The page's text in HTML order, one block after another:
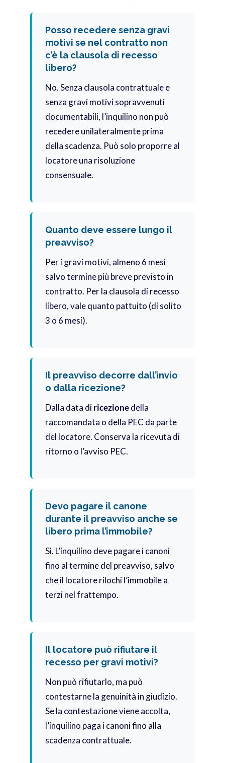
Posso recedere senza gravi
motivi se nel contratto non
c’è la clausola di recesso
libero?
No. Senza clausola contrattuale e
senza gravi motivi sopravvenuti
documentabili, l’inquilino non può
recedere unilateralmente prima
della scadenza. Può solo proporre al
locatore una risoluzione
consensuale.
Quanto deve essere lungo il
preavviso?
Per i gravi motivi, almeno 6 mesi
salvo termine più breve previsto in
contratto. Per la clausola di recesso
libero, vale quanto pattuito (di solito
3 o 6 mesi).
Il preavviso decorre dall’invio
o dalla ricezione?
Dalla data diricezionedella
raccomandata o della PEC da parte
del locatore. Conserva la ricevuta di
ritorno o l’avviso PEC.
Devo pagare il canone
durante il preavviso anche se
libero prima l’immobile?
Sì. L’inquilino deve pagare i canoni
fino al termine del preavviso, salvo
che il locatore rilochi l’immobile a
terzi nel frattempo.
Il locatore può rifiutare il
recesso per gravi motivi?
Non può rifiutarlo, ma può
contestarne la genuinità in giudizio.
Se la contestazione viene accolta,
l’inquilino paga i canoni fino alla
scadenza contrattuale.